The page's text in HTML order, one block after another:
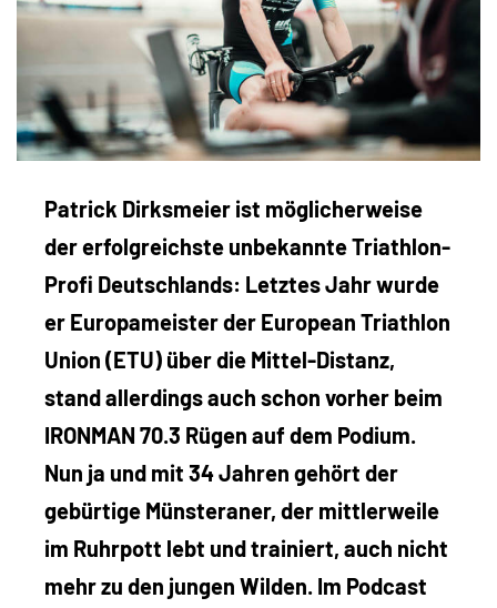
Patrick Dirksmeier ist möglicherweise
der erfolgreichste unbekannte Triathlon-
Profi Deutschlands: Letztes Jahr wurde
er Europameister der European Triathlon
Union (ETU) über die Mittel-Distanz,
stand allerdings auch schon vorher beim
IRONMAN 70.3 Rügen auf dem Podium.
Nun ja und mit 34 Jahren gehört der
gebürtige Münsteraner, der mittlerweile
im Ruhrpott lebt und trainiert, auch nicht
mehr zu den jungen Wilden. Im Podcast